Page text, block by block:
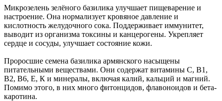
Микрозелень зелёного базилика улучшает пищеварение и
настроение. Она нормализует кровяное давление и
кислотность желудочного сока. Поддерживает иммунитет,
выводит из организма токсины и канцерогены. Укрепляет
сердце и сосуды, улучшает состояние кожи.
Проросшие семена базилика армянского насыщены
питательными веществами. Они содержат витамины С, В1,
В2, В6, Е, К и минералы, включая калий, кальций и магний.
Помимо этого, в них много фитонцидов, флавоноидов и бета-
каротина.